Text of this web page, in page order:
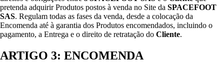
pretenda adquirir Produtos postos à venda no Site da SPACEFOOT
SAS. Regulam todas as fases da venda, desde a colocação da
Encomenda até à garantia dos Produtos encomendados, incluindo o
pagamento, a Entrega e o direito de retratação do Cliente.
ARTIGO 3: ENCOMENDA